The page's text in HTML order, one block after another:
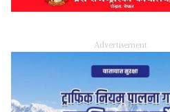
Advertisement